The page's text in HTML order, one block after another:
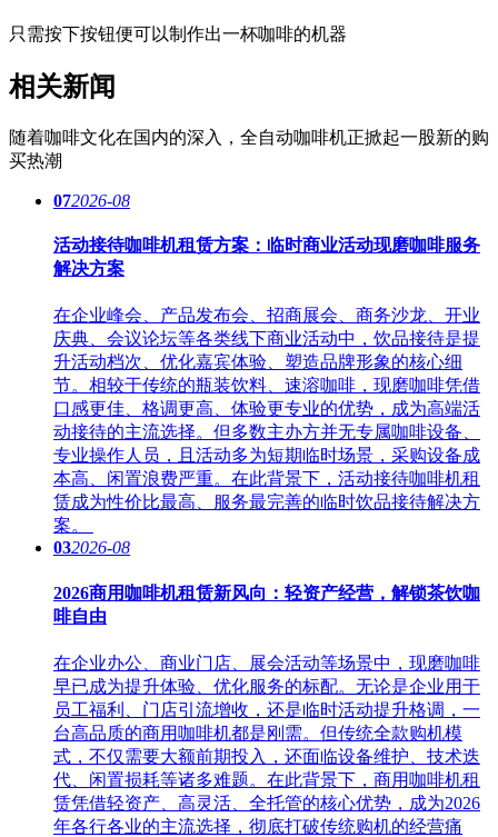
只需按下按钮便可以制作出一杯咖啡的机器
相关新闻
随着咖啡文化在国内的深入，全自动咖啡机正掀起一股新的购
买热潮
072026-08
活动接待咖啡机租赁方案：临时商业活动现磨咖啡服务
解决方案
在企业峰会、产品发布会、招商展会、商务沙龙、开业
庆典、会议论坛等各类线下商业活动中，饮品接待是提
升活动档次、优化嘉宾体验、塑造品牌形象的核心细
节。相较于传统的瓶装饮料、速溶咖啡，现磨咖啡凭借
口感更佳、格调更高、体验更专业的优势，成为高端活
动接待的主流选择。但多数主办方并无专属咖啡设备、
专业操作人员，且活动多为短期临时场景，采购设备成
本高、闲置浪费严重。在此背景下，活动接待咖啡机租
赁成为性价比最高、服务最完善的临时饮品接待解决方
案。
032026-08
2026商用咖啡机租赁新风向：轻资产经营，解锁茶饮咖
啡自由
在企业办公、商业门店、展会活动等场景中，现磨咖啡
早已成为提升体验、优化服务的标配。无论是企业用于
员工福利、门店引流增收，还是临时活动提升格调，一
台高品质的商用咖啡机都是刚需。但传统全款购机模
式，不仅需要大额前期投入，还面临设备维护、技术迭
代、闲置损耗等诸多难题。在此背景下，商用咖啡机租
赁凭借轻资产、高灵活、全托管的核心优势，成为2026
年各行各业的主流选择，彻底打破传统购机的经营痛